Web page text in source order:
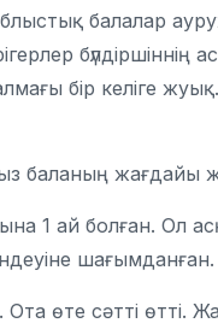
балалар
бір келіге жуық.
баланың жағдайы
1 ай болған. Ол
шағымданған.
өте сәтті